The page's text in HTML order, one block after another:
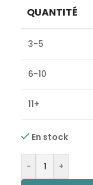
QUANTITÉ
3-5
6-10
11+
En stock
- +
Alternative: